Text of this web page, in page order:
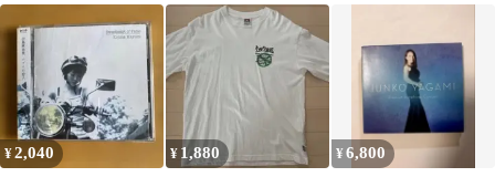
音集」6枚組CDボック
ス
¥2,040 ¥ 1,880 ¥6,800